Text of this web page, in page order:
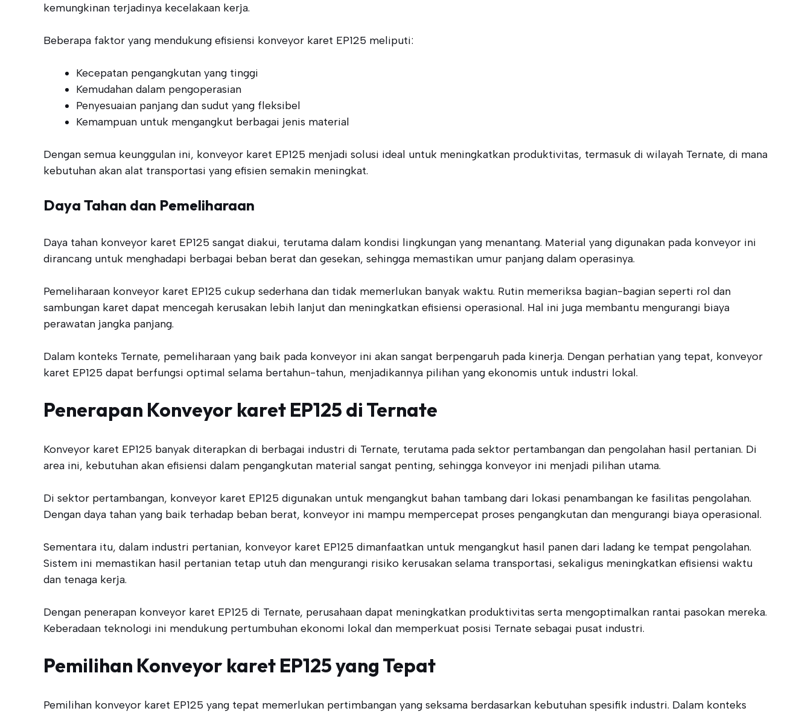
kemungkinan terjadinya kecelakaan kerja.
Beberapa faktor yang mendukung efisiensi konveyor karet EP125 meliputi:
Kecepatan pengangkutan yang tinggi
Kemudahan dalam pengoperasian
Penyesuaian panjang dan sudut yang fleksibel
Kemampuan untuk mengangkut berbagai jenis material
Dengan semua keunggulan ini, konveyor karet EP125 menjadi solusi ideal untuk meningkatkan produktivitas, termasuk di wilayah Ternate, di mana
kebutuhan akan alat transportasi yang efisien semakin meningkat.
Daya Tahan dan Pemeliharaan
Daya tahan konveyor karet EP125 sangat diakui, terutama dalam kondisi lingkungan yang menantang. Material yang digunakan pada konveyor ini
dirancang untuk menghadapi berbagai beban berat dan gesekan, sehingga memastikan umur panjang dalam operasinya.
Pemeliharaan konveyor karet EP125 cukup sederhana dan tidak memerlukan banyak waktu. Rutin memeriksa bagian-bagian seperti rol dan
sambungan karet dapat mencegah kerusakan lebih lanjut dan meningkatkan efisiensi operasional. Hal ini juga membantu mengurangi biaya
perawatan jangka panjang.
Dalam konteks Ternate, pemeliharaan yang baik pada konveyor ini akan sangat berpengaruh pada kinerja. Dengan perhatian yang tepat, konveyor
karet EP125 dapat berfungsi optimal selama bertahun-tahun, menjadikannya pilihan yang ekonomis untuk industri lokal.
Penerapan Konveyor karet EP125 di Ternate
Konveyor karet EP125 banyak diterapkan di berbagai industri di Ternate, terutama pada sektor pertambangan dan pengolahan hasil pertanian. Di
area ini, kebutuhan akan efisiensi dalam pengangkutan material sangat penting, sehingga konveyor ini menjadi pilihan utama.
Di sektor pertambangan, konveyor karet EP125 digunakan untuk mengangkut bahan tambang dari lokasi penambangan ke fasilitas pengolahan.
Dengan daya tahan yang baik terhadap beban berat, konveyor ini mampu mempercepat proses pengangkutan dan mengurangi biaya operasional.
Sementara itu, dalam industri pertanian, konveyor karet EP125 dimanfaatkan untuk mengangkut hasil panen dari ladang ke tempat pengolahan.
Sistem ini memastikan hasil pertanian tetap utuh dan mengurangi risiko kerusakan selama transportasi, sekaligus meningkatkan efisiensi waktu
dan tenaga kerja.
Dengan penerapan konveyor karet EP125 di Ternate, perusahaan dapat meningkatkan produktivitas serta mengoptimalkan rantai pasokan mereka.
Keberadaan teknologi ini mendukung pertumbuhan ekonomi lokal dan memperkuat posisi Ternate sebagai pusat industri.
Pemilihan Konveyor karet EP125 yang Tepat
Pemilihan konveyor karet EP125 yang tepat memerlukan pertimbangan yang seksama berdasarkan kebutuhan spesifik industri. Dalam konteks